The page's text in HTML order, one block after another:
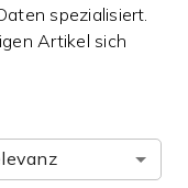
spezialisiert.
Artikel sich